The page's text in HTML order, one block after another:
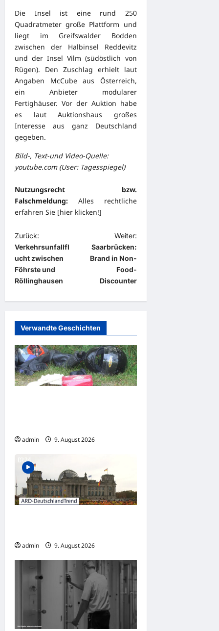
Die Insel ist eine rund 250
Quadratmeter große Plattform und
liegt im Greifswalder Bodden
zwischen der Halbinsel Reddevitz
und der Insel Vilm (südöstlich von
Rügen). Den Zuschlag erhielt laut
Angaben McCube aus Österreich,
ein Anbieter modularer
Fertighäuser. Vor der Auktion habe
es laut Auktionshaus großes
Interesse aus ganz Deutschland
gegeben.
Bild-, Text-und Video-Quelle:
youtube.com (User: Tagesspiegel)
Nutzungsrecht bzw.
Falschmeldung: Alles rechtliche
erfahren Sie [hier klicken!]
B
e
i
t
s
n
a
v
a
o
n
Zurück:
Verkehrsunfallfl
ucht zwischen
Föhrste und
Röllinghausen
Weiter:
Saarbrücken:
Brand in Non-
Food-
Discounter
Verwandte Geschichten
admin 9. August 2026
admin 9. August 2026